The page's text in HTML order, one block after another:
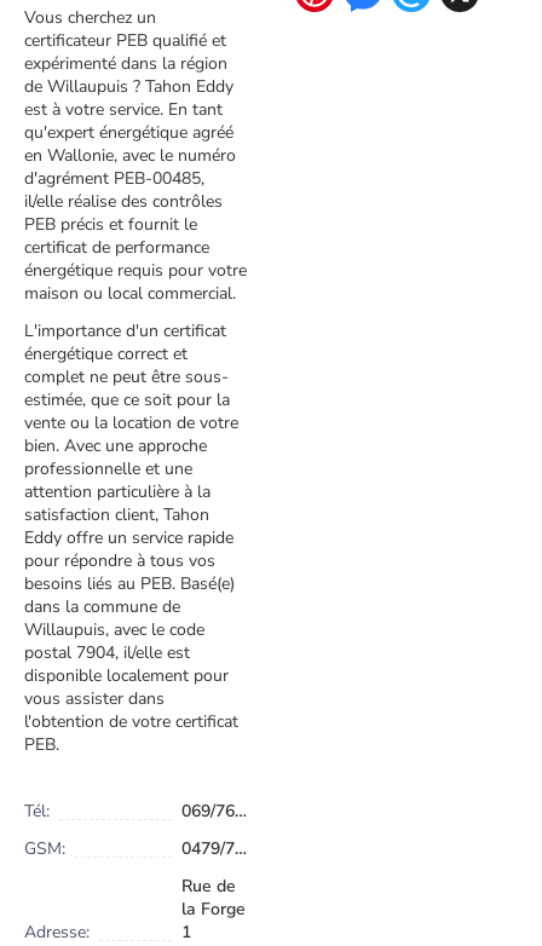
Vous cherchez un
certificateur PEB qualifié et
expérimenté dans la région
de Willaupuis ? Tahon Eddy
est à votre service. En tant
qu'expert énergétique agréé
en Wallonie, avec le numéro
d'agrément PEB-00485,
il/elle réalise des contrôles
PEB précis et fournit le
certificat de performance
énergétique requis pour votre
maison ou local commercial.
L'importance d'un certificat
énergétique correct et
complet ne peut être sous-
estimée, que ce soit pour la
vente ou la location de votre
bien. Avec une approche
professionnelle et une
attention particulière à la
satisfaction client, Tahon
Eddy offre un service rapide
pour répondre à tous vos
besoins liés au PEB. Basé(e)
dans la commune de
Willaupuis, avec le code
postal 7904, il/elle est
disponible localement pour
vous assister dans
l'obtention de votre certificat
PEB.
Tél:
069/76.85.99
GSM:
0479/797570
Adresse:
Rue de
la Forge
1